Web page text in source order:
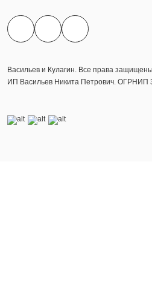
Васильев и Кулагин. Все права
ИП Васильев Никита Петрович. ОГРНИП